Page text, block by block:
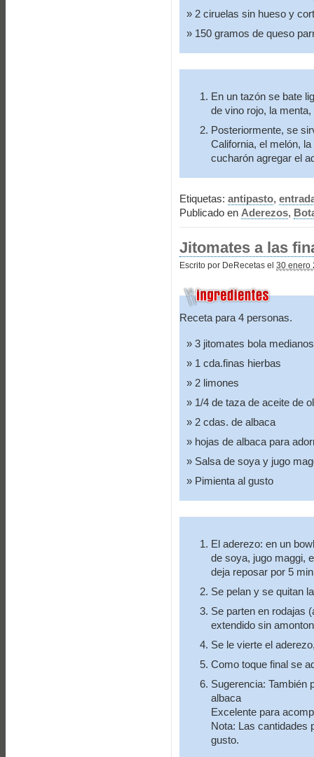
2 ciruelas sin hueso y
150 gramos de queso
En un tazón se bate
de vino rojo, la
Posteriormente, se
California, el melón,
cucharón agregar el
Etiquetas: antipasto,
Publicado en Aderezos,
Jitomates a las
Escrito por DeRecetas el 30 enero
Receta para 4 personas.
3 jitomates bola medianos
1 cda.finas hierbas
2 limones
1/4 de taza de aceite de
2 cdas. de albaca
hojas de albaca para
Salsa de soya y jugo
Pimienta al gusto
El aderezo: en un
de soya, jugo maggi,
deja reposar por 5
Se pelan y se quitan
Se parten en rodajas
extendido sin
Se le vierte el
Como toque final se
Sugerencia: También
albaca
Excelente para
Nota: Las cantidades
gusto.